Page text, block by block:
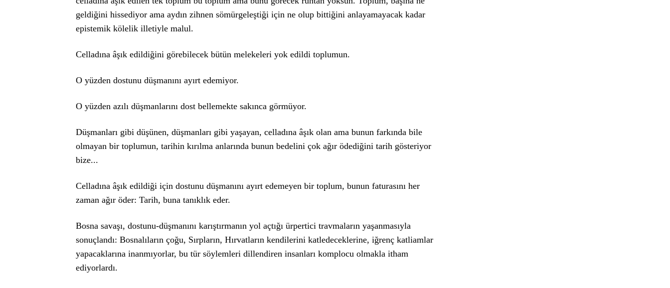
geldiğini hissediyor ama aydın zihnen sömürgeleştiği için ne olup bittiğini anlayamayacak kadar
epistemik kölelik illetiyle malul.
Celladına âşık edildiğini görebilecek bütün melekeleri yok edildi toplumun.
O yüzden dostunu düşmanını ayırt edemiyor.
O yüzden azılı düşmanlarını dost bellemekte sakınca görmüyor.
Düşmanları gibi düşünen, düşmanları gibi yaşayan, celladına âşık olan ama bunun farkında bile
olmayan bir toplumun, tarihin kırılma anlarında bunun bedelini çok ağır ödediğini tarih gösteriyor
bize...
Celladına âşık edildiği için dostunu düşmanını ayırt edemeyen bir toplum, bunun faturasını her
zaman ağır öder: Tarih, buna tanıklık eder.
Bosna savaşı, dostunu-düşmanını karıştırmanın yol açtığı ürpertici travmaların yaşanmasıyla
sonuçlandı: Bosnalıların çoğu, Sırpların, Hırvatların kendilerini katledeceklerine, iğrenç katliamlar
yapacaklarına inanmıyorlar, bu tür söylemleri dillendiren insanları komplocu olmakla itham
ediyorlardı.